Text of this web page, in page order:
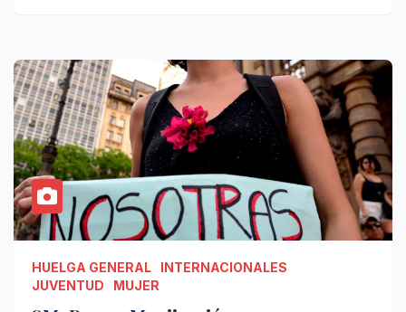
HUELGA GENERAL
INTERNACIONALES
JUVENTUD
MUJER